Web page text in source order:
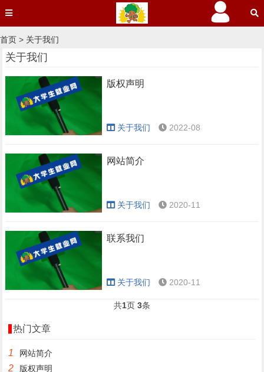
首页 > 关于我们
关于我们
版权声明
关于我们 2022-08
网站简介
关于我们 2020-11
联系我们
关于我们 2020-11
共1页 3条
热门文章
1 网站简介
2 版权声明